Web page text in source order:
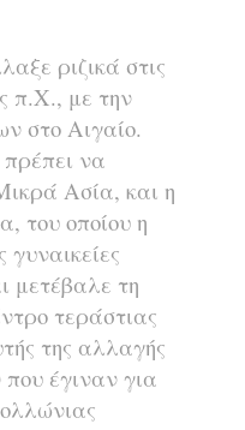
ριζικά στις
π.Χ., με την
στο Αιγαίο.
να
Ασία, και η
του οποίου η
μετέβαλε τη
τεράστιας
της αλλαγής
έγιναν για